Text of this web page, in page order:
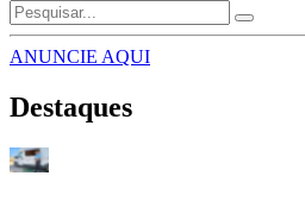
ANUNCIE AQUI
Destaques